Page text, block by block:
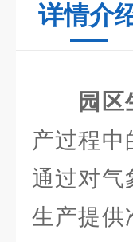
详情介
园
产过程中
通过对气
生产提供